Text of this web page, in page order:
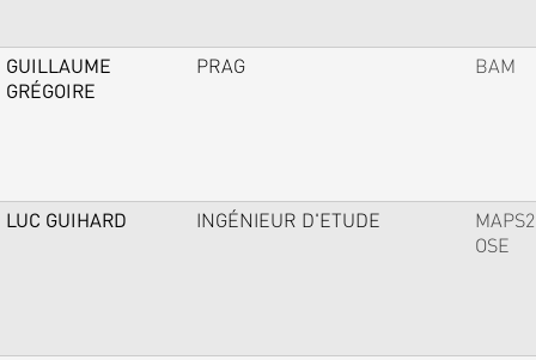
GUILLAUME
GRÉGOIRE
PRAG BAM
LUC GUIHARD INGÉNIEUR D'ETUDE
MAPS2
OSE